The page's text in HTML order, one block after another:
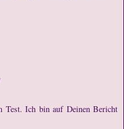
Test. Ich bin auf Deinen Bericht